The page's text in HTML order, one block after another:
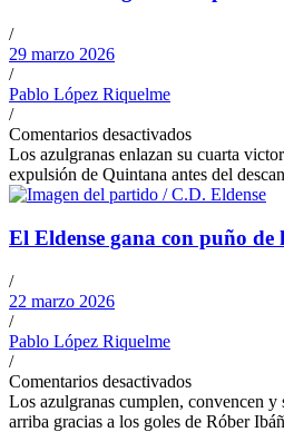
/
29 marzo 2026
/
Pablo López Riquelme
/
Comentarios desactivados
Los azulgranas enlazan su cuarta
expulsión de Quintana antes del
El Eldense gana con puño
/
22 marzo 2026
/
Pablo López Riquelme
/
Comentarios desactivados
Los azulgranas cumplen, convencen y
arriba gracias a los goles de Róber